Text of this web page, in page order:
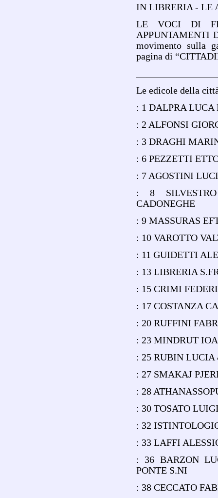
IN LIBRERIA - LE
LE VOCI DI
APPUNTAMENTI
movimento sulla
pagina di
Le edicole della
: 1 DALPRA
: 2 ALFONSI
: 3 DRAGHI
: 6 PEZZETTI
: 7 AGOSTINI
: 8
CADONEGHE
: 9 MASSURAS
: 10 VAROTTO
: 11 GUIDETTI
: 13 LIBRERIA
: 15 CRIMI
: 17 COSTANZA
: 20 RUFFINI
: 23 MINDRUT
: 25 RUBIN LUCIA
: 27 SMAKAJ
: 28
: 30 TOSATO
: 32
: 33 LAFFI
: 36 BARZON
PONTE S.NI
: 38 CECCATO